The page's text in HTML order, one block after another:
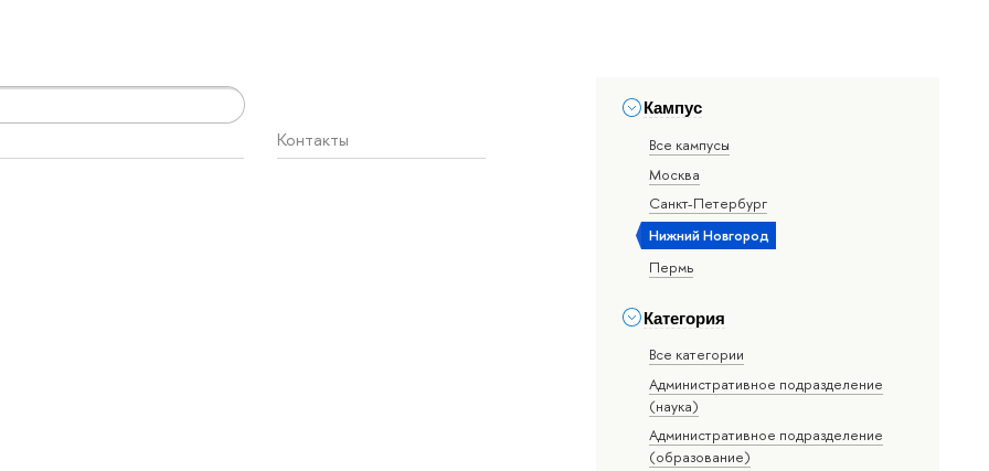
Кампус
Все кампусы
Москва
Санкт-Петербург
Нижний Новгород
Пермь
Категория
Все категории
Административное подразделение
(наука)
Административное подразделение
(образование)
Контакты